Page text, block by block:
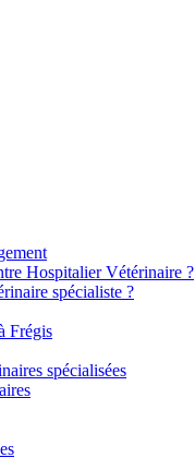
Hospitalier Vétérinaire ?
spécialiste ?
Frégis
spécialisées